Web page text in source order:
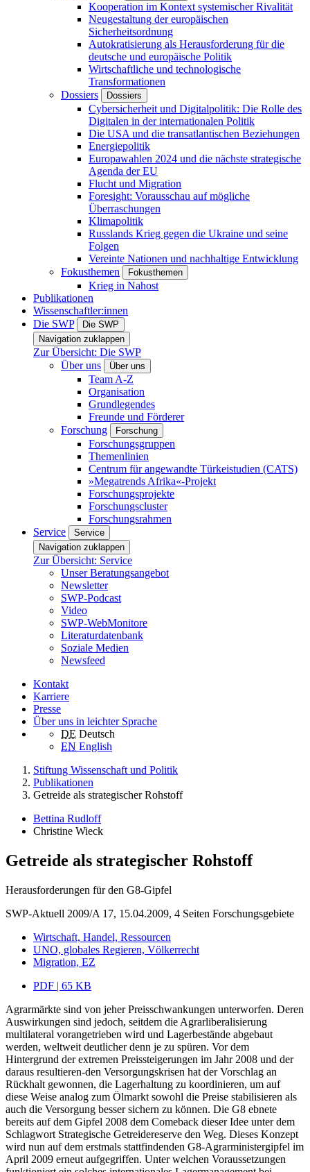
Kooperation im Kontext systemischer Rivalität
Neugestaltung der europäischen
Sicherheitsordnung
Autokratisierung als Herausforderung für die
deutsche und europäische Politik
Wirtschaftliche und technologische
Transformationen
Dossiers
Dossiers
Cybersicherheit und Digitalpolitik: Die Rolle des
Digitalen in der internationalen Politik
Die USA und die transatlantischen Beziehungen
Energiepolitik
Europawahlen 2024 und die nächste strategische
Agenda der EU
Flucht und Migration
Foresight: Vorausschau auf mögliche
Überraschungen
Klimapolitik
Russlands Krieg gegen die Ukraine und seine
Folgen
Vereinte Nationen und nachhaltige Entwicklung
Fokusthemen
Fokusthemen
Krieg in Nahost
Publikationen
Wissenschaftler:innen
Die SWP
Die SWP
Navigation zuklappen
Zur Übersicht: Die SWP
Über uns
Über uns
Team A-Z
Organisation
Grundlegendes
Freunde und Förderer
Forschung
Forschung
Forschungsgruppen
Themenlinien
Centrum für angewandte Türkeistudien (CATS)
»Megatrends Afrika«-Projekt
Forschungsprojekte
Forschungscluster
Forschungsrahmen
Service
Service
Navigation zuklappen
Zur Übersicht: Service
Unser Beratungsangebot
Newsletter
SWP-Podcast
Video
SWP-WebMonitore
Literaturdatenbank
Soziale Medien
Newsfeed
Kontakt
Karriere
Presse
Über uns in leichter Sprache
DE Deutsch
EN English
Stiftung Wissenschaft und Politik
Publikationen
Getreide als strategischer Rohstoff
Bettina Rudloff
Christine Wieck
Getreide als strategischer Rohstoff
Herausforderungen für den G8-Gipfel
SWP-Aktuell 2009/A 17, 15.04.2009, 4 Seiten Forschungsgebiete
Wirtschaft, Handel, Ressourcen
UNO, globales Regieren, Völkerrecht
Migration, EZ
PDF | 65 KB
Agrarmärkte sind von jeher Preisschwankungen unterworfen. Deren
Auswirkungen sind jedoch, seitdem die Agrarliberalisierung
multilateral vorangetrieben wird und Lagerbestände abgebaut
werden, weltweit deutlicher denn je zu spüren. Vor dem
Hintergrund der extremen Preissteigerungen im Jahr 2008 und der
daraus resultieren-den Versorgungskrisen hat der Vorschlag an
Rückhalt gewonnen, die Lagerhaltung zu koordinieren, um auf
diese Weise analog zum Ölmarkt sowohl die Preise stabilisieren als
auch die Versorgung besser sichern zu können. Die G8 ebnete
bereits auf dem Gipfel 2008 dem Comeback dieser Idee unter dem
Schlagwort Strategische Getreidereserve den Weg. Dieses Konzept
wird nun auf dem erstmals stattfindenden G8-Agrarministergipfel im
April 2009 erneut aufgegriffen. Unter welchen Voraussetzungen